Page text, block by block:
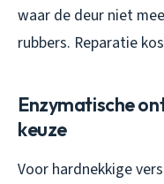
waar de deur niet
rubbers. Reparatie
Enzymatische
keuze
Voor hardnekkige